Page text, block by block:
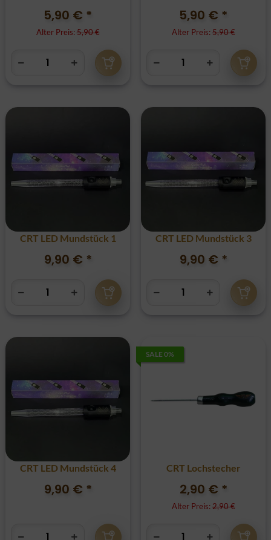
5,90 € *
Alter Preis:5,90 €
5,90 € *
Alter Preis:5,90 €
CRT LED Mundstück 1
9,90 € *
CRT LED Mundstück 3
9,90 € *
CRT LED Mundstück 4
9,90 € *
SALE 0%
CRT Lochstecher
2,90 € *
Alter Preis:2,90 €